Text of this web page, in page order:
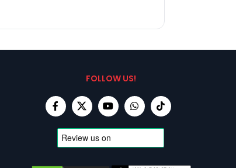
FOLLOW US!